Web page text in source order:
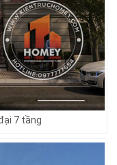
7 tầng